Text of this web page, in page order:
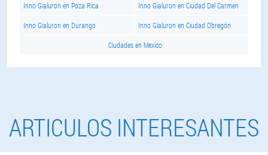
Inno Gialuron en Poza Rica Inno Gialuron en Ciudad Del Carmen
Inno Gialuron en Durango Inno Gialuron en Ciudad Obregón
Ciudades en Mexico
ARTICULOS INTERESANTES